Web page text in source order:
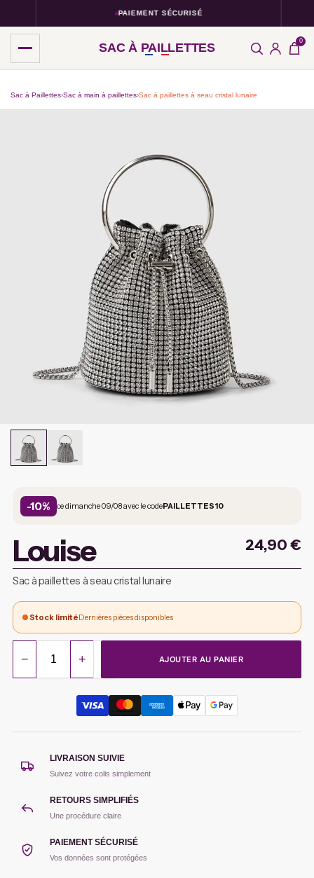
PAIEMENT SÉCURISÉ
SAC À PAILLETTES 0
Sac à Paillettes›Sac à main à paillettes›Sac à paillettes à seau cristal lunaire
-10% ce dimanche 09/08 avec le codePAILLETTES10
Louise 24,90€
Sac à paillettes à seau cristal lunaire
Stock limitéDernières pièces disponibles
− + AJOUTER AU PANIER
LIVRAISON SUIVIE
Suivez votre colis simplement
RETOURS SIMPLIFIÉS
Une procédure claire
PAIEMENT SÉCURISÉ
Vos données sont protégées